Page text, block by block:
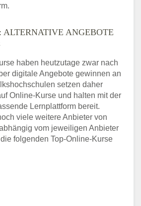
ALTERNATIVE ANGEBOTE
haben heutzutage zwar nach
digitale Angebote gewinnen an
setzen daher
Online-Kurse und halten mit der
Lernplattform bereit.
viele weitere Anbieter von
vom jeweiligen Anbieter
folgenden Top-Online-Kurse